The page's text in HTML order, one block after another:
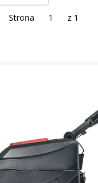
Strona z 1